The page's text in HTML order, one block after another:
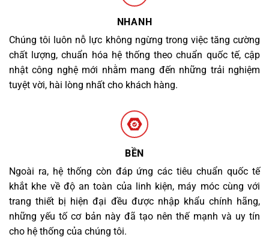
NHANH
Chúng tôi luôn nỗ lực không ngừng trong việc tăng cường
chất lượng, chuẩn hóa hệ thống theo chuẩn quốc tế, cập
nhật công nghệ mới nhằm mang đến những trải nghiệm
tuyệt vời, hài lòng nhất cho khách hàng.
BỀN
Ngoài ra, hệ thống còn đáp ứng các tiêu chuẩn quốc tế
khắt khe về độ an toàn của linh kiện, máy móc cùng với
trang thiết bị hiện đại đều được nhập khẩu chính hãng,
những yếu tố cơ bản này đã tạo nên thế mạnh và uy tín
cho hệ thống của chúng tôi.